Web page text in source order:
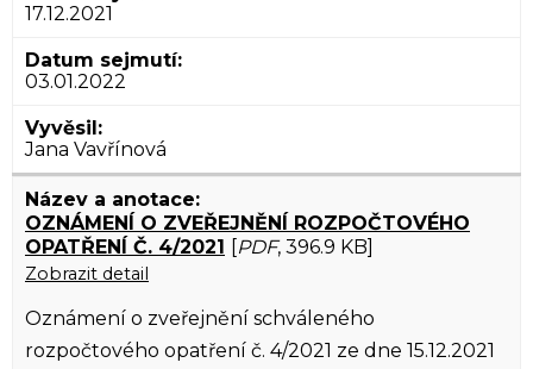
17.12.2021
03.01.2022
Jana Vavřínová
OZNÁMENÍ O ZVEŘEJNĚNÍ ROZPOČTOVÉHO
OPATŘENÍ Č. 4/2021 [PDF, 396.9 KB]
Zobrazit detail
Oznámení o zveřejnění schváleného
rozpočtového opatření č. 4/2021 ze dne 15.12.2021